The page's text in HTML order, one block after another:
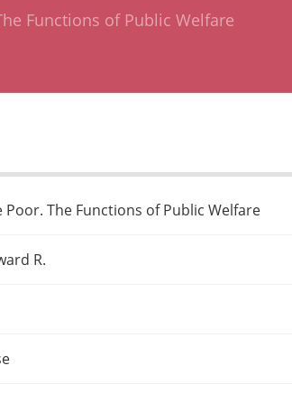
Functions of Public Welfare
Poor. The Functions of Public Welfare
R.